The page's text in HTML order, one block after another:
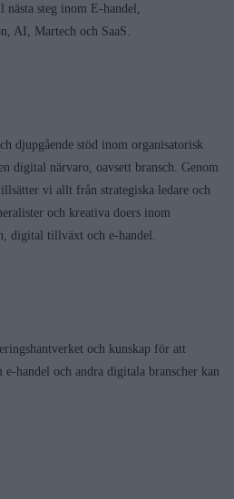
steg inom E-handel,
AI, Martech och SaaS.
djupgående stöd inom organisatorisk
digital närvaro, oavsett bransch. Genom
vi allt från strategiska ledare och
och kreativa doers inom
digital tillväxt och e-handel.
och kunskap för att
handel och andra digitala branscher kan